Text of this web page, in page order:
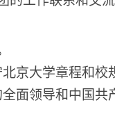
京大学章程和校
面领导和中国